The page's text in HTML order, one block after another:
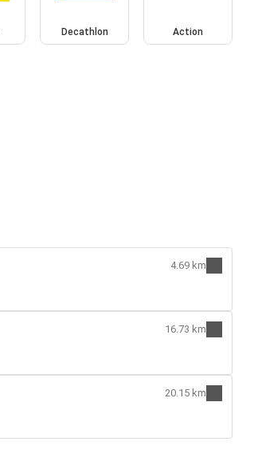
Decathlon Action
4.69 km
16.73 km
20.15 km